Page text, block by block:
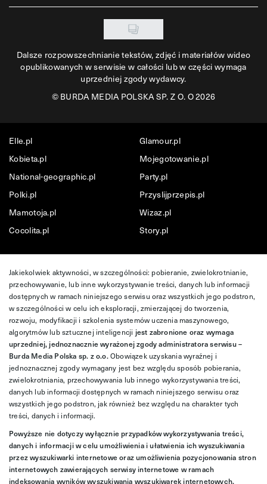
Dalsze rozpowszechnianie tekstów, zdjęć i materiałów wideo
opublikowanych w serwisie w całości lub w części wymaga
uprzedniej zgody wydawcy.
©BURDA MEDIA POLSKA SP. Z O. O 2026
Elle.pl
Glamour.pl
Kobieta.pl
Mojegotowanie.pl
National-geographic.pl
Party.pl
Polki.pl
Przyslijprzepis.pl
Mamotoja.pl
Wizaz.pl
Cocolita.pl
Story.pl
Jakiekolwiek aktywności, w szczególności: pobieranie, zwielokrotnianie,
przechowywanie, lub inne wykorzystywanie treści, danych lub informacji
dostępnych w ramach niniejszego serwisu oraz wszystkich jego podstron,
w szczególności w celu ich eksploracji, zmierzającej do tworzenia,
rozwoju, modyfikacji i szkolenia systemów uczenia maszynowego,
algorytmów lub sztucznej inteligencji jest zabronione oraz wymaga
uprzedniej, jednoznacznie wyrażonej zgody administratora serwisu –
Burda Media Polska sp. z o.o.Obowiązek uzyskania wyraźnej i
jednoznacznej zgody wymagany jest bez względu sposób pobierania,
zwielokrotniania, przechowywania lub innego wykorzystywania treści,
danych lub informacji dostępnych w ramach niniejszego serwisu oraz
wszystkich jego podstron, jak również bez względu na charakter tych
treści, danych i informacji.
Powyższe nie dotyczy wyłącznie przypadków wykorzystywania treści,
danych i informacji w celu umożliwienia i ułatwienia ich wyszukiwania
przez wyszukiwarki internetowe oraz umożliwienia pozycjonowania stron
internetowych zawierających serwisy internetowe w ramach
indeksowania wyników wyszukiwania wyszukiwarek internetowych.